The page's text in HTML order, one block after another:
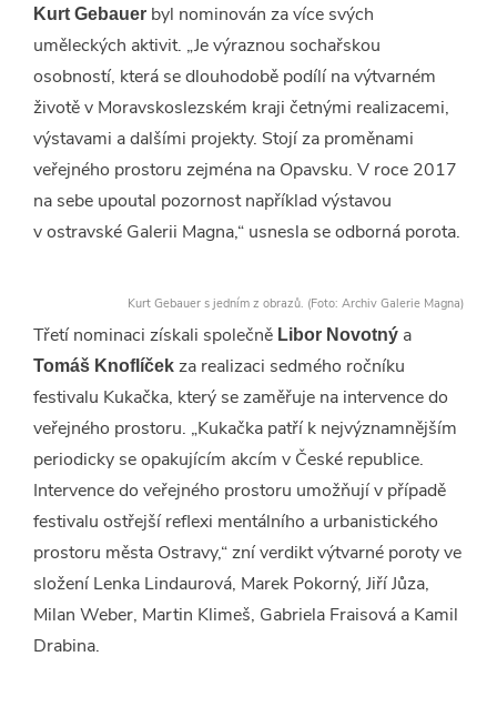
Kurt Gebauer byl nominován za více svých
uměleckých aktivit. „Je výraznou sochařskou
osobností, která se dlouhodobě podílí na výtvarném
životě v Moravskoslezském kraji četnými realizacemi,
výstavami a dalšími projekty. Stojí za proměnami
veřejného prostoru zejména na Opavsku. V roce 2017
na sebe upoutal pozornost například výstavou
v ostravské Galerii Magna,“ usnesla se odborná porota.
Kurt Gebauer s jedním z obrazů. (Foto: Archiv Galerie Magna)
Třetí nominaci získali společně Libor Novotný a
Tomáš Knoflíček za realizaci sedmého ročníku
festivalu Kukačka, který se zaměřuje na intervence do
veřejného prostoru. „Kukačka patří k nejvýznamnějším
periodicky se opakujícím akcím v České republice.
Intervence do veřejného prostoru umožňují v případě
festivalu ostřejší reflexi mentálního a urbanistického
prostoru města Ostravy,“ zní verdikt výtvarné poroty ve
složení Lenka Lindaurová, Marek Pokorný, Jiří Jůza,
Milan Weber, Martin Klimeš, Gabriela Fraisová a Kamil
Drabina.